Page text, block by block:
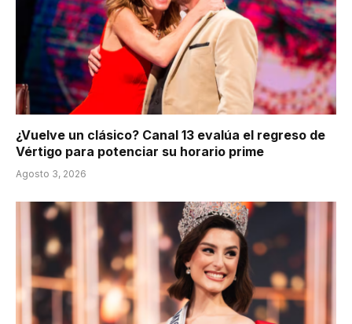
¿Vuelve un clásico? Canal 13 evalúa el regreso de
Vértigo para potenciar su horario prime
Agosto 3, 2026